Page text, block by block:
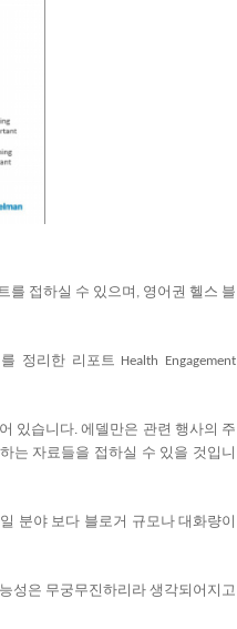
를 접하실 수 있으며 , 영어권 헬스 블
정리한 리포트 Health Engagement
있습니다.에델만은 관련 행사의 주
는 자료들을 접하실 수 있을 것입니
분야 보다 블로거 규모나 대화량이
성은 무궁무진하리라 생각되어지고